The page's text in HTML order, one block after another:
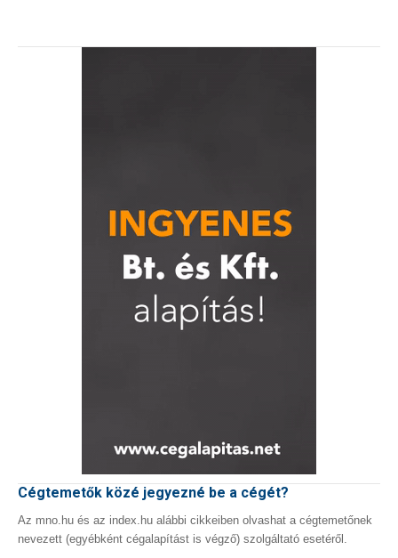
Cégtemetők közé jegyezné be a cégét?
Az mno.hu és az index.hu alábbi cikkeiben olvashat a cégtemetőnek
nevezett (egyébként cégalapítást is végző) szolgáltató esetéről.